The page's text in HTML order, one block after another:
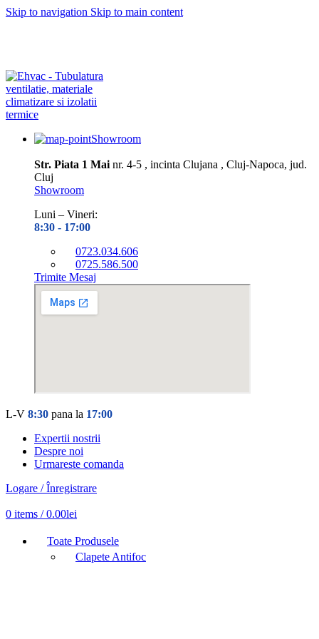
Skip to navigation Skip to main content
Showroom
Str. Piata 1 Mai nr. 4-5 , incinta Clujana , Cluj-Napoca, jud.
Cluj
Showroom
Luni – Vineri:
8:30 - 17:00
0723.034.606
0725.586.500
Trimite Mesaj
L-V 8:30 pana la 17:00
Expertii nostrii
Despre noi
Urmareste comanda
Logare / Înregistrare
0 items / 0.00lei
Toate Produsele
Clapete Antifoc